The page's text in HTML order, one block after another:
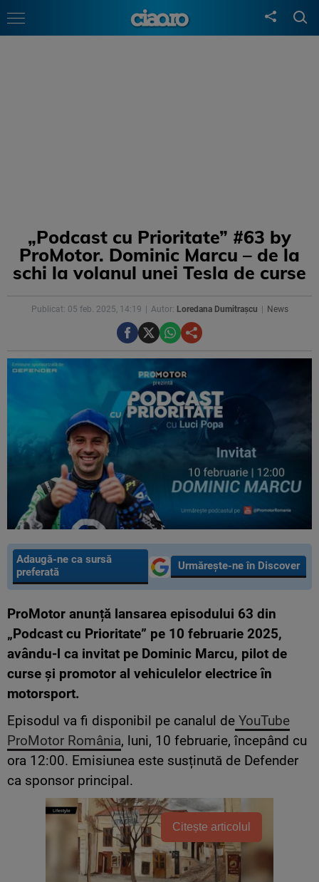
„Podcast cu Prioritate” #63 by
ProMotor. Dominic Marcu – de la
schi la volanul unei Tesla de curse
Publicat: 05 feb. 2025, 14:19 Autor: Loredana Dumitrașcu News
Adaugă-ne ca sursă
preferată
Urmărește-ne în Discover
ProMotor anunță lansarea episodului 63 din
„Podcast cu Prioritate” pe 10 februarie 2025,
avându-l ca invitat pe Dominic Marcu, pilot de
curse și promotor al vehiculelor electrice în
motorsport.
Episodul va fi disponibil pe canalul de YouTube
ProMotor România, luni, 10 februarie, începând cu
ora 12:00. Emisiunea este susținută de Defender
ca sponsor principal.
Citește articolul